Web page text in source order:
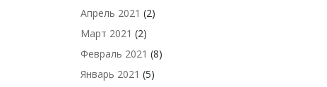
Апрель 2021 (2)
Март 2021 (2)
Февраль 2021 (8)
Январь 2021 (5)